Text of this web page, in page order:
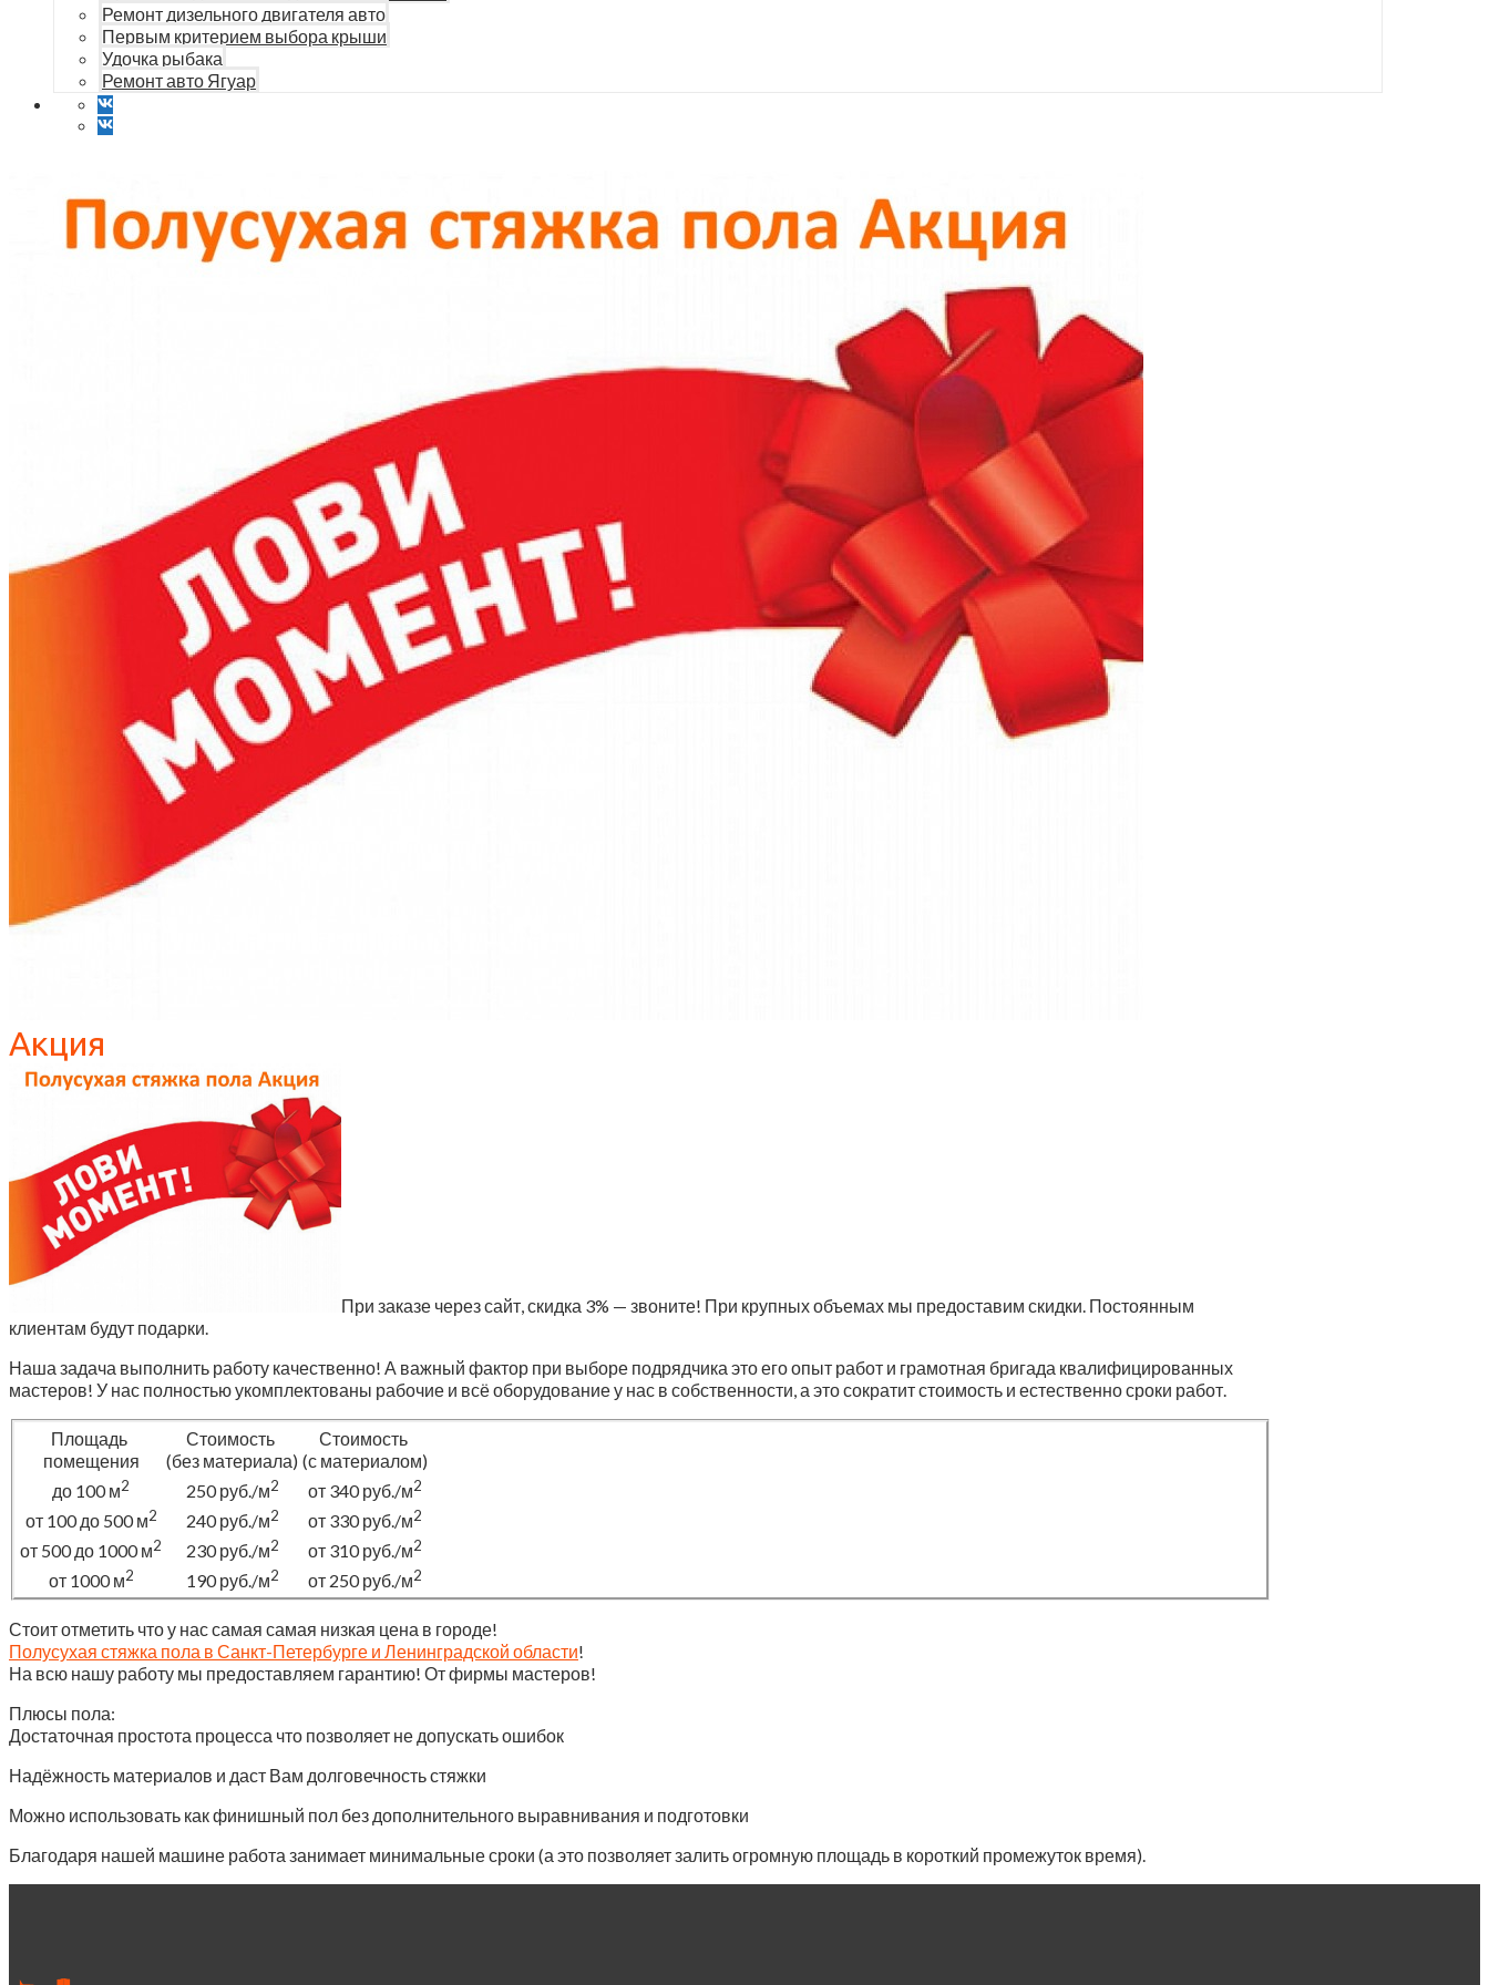
Ремонт дизельного двигателя авто
Первым критерием выбора крыши
Удочка рыбака
Ремонт авто Ягуар
Акция
При заказе через сайт, скидка 3% — звоните! При крупных объемах мы предоставим скидки. Постоянным
клиентам будут подарки.
Наша задача выполнить работу качественно! А важный фактор при выборе подрядчика это его опыт работ и грамотная бригада квалифицированных
мастеров! У нас полностью укомплектованы рабочие и всё оборудование у нас в собственности, а это сократит стоимость и естественно сроки работ.
Площадь
помещения
Стоимость
(без материала)
Стоимость
(с материалом)
до 100 м2 250 руб./м2 от 340 руб./м2
от 100 до 500 м2 240 руб./м2 от 330 руб./м2
от 500 до 1000 м2 230 руб./м2 от 310 руб./м2
от 1000 м2 190 руб./м2 от 250 руб./м2
Стоит отметить что у нас самая самая низкая цена в городе!
Полусухая стяжка пола в Санкт-Петербурге и Ленинградской области!
На всю нашу работу мы предоставляем гарантию! От фирмы мастеров!
Плюсы пола:
Достаточная простота процесса что позволяет не допускать ошибок
Надёжность материалов и даст Вам долговечность стяжки
Можно использовать как финишный пол без дополнительного выравнивания и подготовки
Благодаря нашей машине работа занимает минимальные сроки (а это позволяет залить огромную площадь в короткий промежуток время).